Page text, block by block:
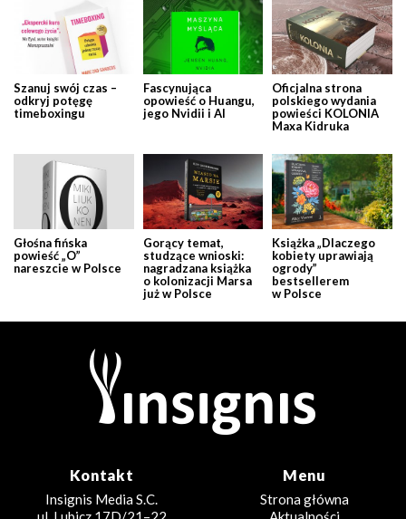
Szanuj swój czas –
odkryj potęgę
timeboxingu
Fascynująca
opowieść o Huangu,
jego Nvidii i AI
Oficjalna strona
polskiego wydania
powieści KOLONIA
Maxa Kidruka
Głośna fińska
powieść „O”
nareszcie w Polsce
Gorący temat,
studzące wnioski:
nagradzana książka
o kolonizacji Marsa
już w Polsce
Książka „Dlaczego
kobiety uprawiają
ogrody”
bestsellerem
w Polsce
Kontakt
Insignis Media S.C.
Menu
Strona główna